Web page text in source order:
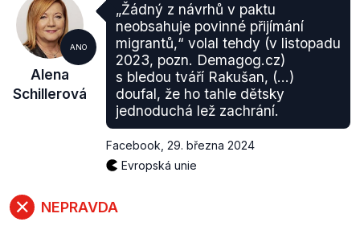
ANO
Alena
Schillerová
„Žádný z návrhů v paktu
neobsahuje povinné přijímání
migrantů,“ volal tehdy (v listopadu
2023, pozn. Demagog.cz)
s bledou tváří Rakušan, (...)
doufal, že ho tahle dětsky
jednoduchá lež zachrání.
Facebook 29. března 2024
Evropská unie
NEPRAVDA